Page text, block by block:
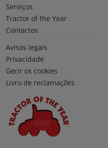
Serviços
Tractor of the Year
Contactos
Avisos legais
Privacidade
Gerir os cookies
Livro de reclamações